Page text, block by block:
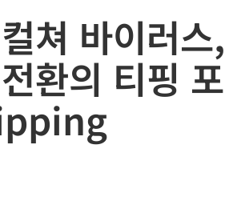
쳐 바이러스,
환의 티핑 포